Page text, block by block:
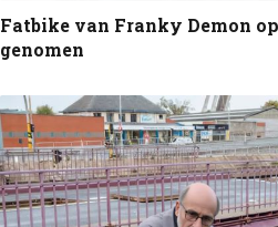
Fatbike van Franky Demon
genomen